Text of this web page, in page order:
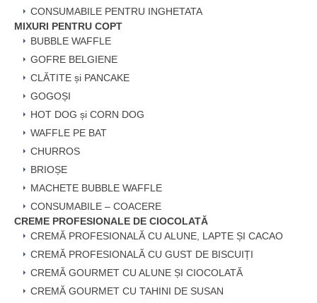
CONSUMABILE PENTRU INGHETATA
MIXURI PENTRU COPT
BUBBLE WAFFLE
GOFRE BELGIENE
CLĂTITE și PANCAKE
GOGOȘI
HOT DOG și CORN DOG
WAFFLE PE BAT
CHURROS
BRIOȘE
MACHETE BUBBLE WAFFLE
CONSUMABILE – COACERE
CREME PROFESIONALE DE CIOCOLATĂ
CREMĂ PROFESIONALĂ CU ALUNE, LAPTE ȘI CACAO
CREMĂ PROFESIONALĂ CU GUST DE BISCUIȚI
CREMĂ GOURMET CU ALUNE ȘI CIOCOLATĂ
CREMĂ GOURMET CU TAHINI DE SUSAN